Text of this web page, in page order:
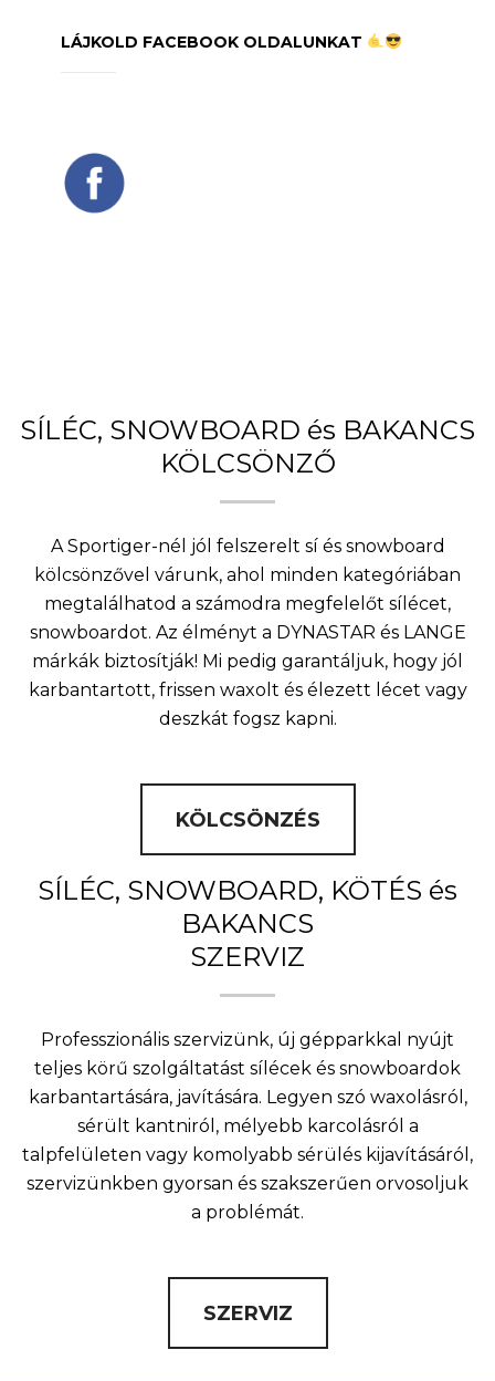
LÁJKOLD FACEBOOK OLDALUNKAT
SÍLÉC, SNOWBOARD és BAKANCS
KÖLCSÖNZŐ
A Sportiger-nél jól felszerelt sí és snowboard
kölcsönzővel várunk, ahol minden kategóriában
megtalálhatod a számodra megfelelőt sílécet,
snowboardot. Az élményt a DYNASTAR és LANGE
márkák biztosítják! Mi pedig garantáljuk, hogy jól
karbantartott, frissen waxolt és élezett lécet vagy
deszkát fogsz kapni.
KÖLCSÖNZÉS
SÍLÉC, SNOWBOARD, KÖTÉS és
BAKANCS
SZERVIZ
Professzionális szervizünk, új gépparkkal nyújt
teljes körű szolgáltatást sílécek és snowboardok
karbantartására, javítására. Legyen szó waxolásról,
sérült kantniról, mélyebb karcolásról a
talpfelületen vagy komolyabb sérülés kijavításáról,
szervizünkben gyorsan és szakszerűen orvosoljuk
a problémát.
SZERVIZ